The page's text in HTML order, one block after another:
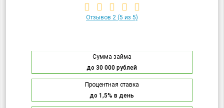
Отзывов 2(5 из 5)
Сумма займа
до 30 000 рублей
Процентная ставка
до 1,5% в день